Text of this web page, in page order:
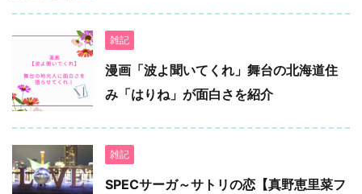
雑記
漫画「波よ聞いてくれ」舞台の北海道住
み「はりね」が面白さを紹介
雑記
SPECサーガ～サトリの恋【真野恵里菜フ